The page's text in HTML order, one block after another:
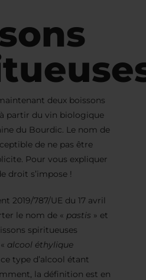
deux boissons
partir du vin biologique
du Bourdic. Le nom de
de ne pas être
Pour vous expliquer
droit s’impose !
2019/787/UE du 17 avril
le nom de « pastis » et
spiritueuses
alcool éthylique
ce type d’alcool étant
la définition est en